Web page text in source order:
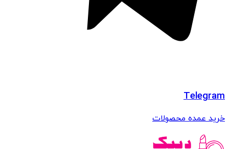
Telegram
خرید عمده محصولات